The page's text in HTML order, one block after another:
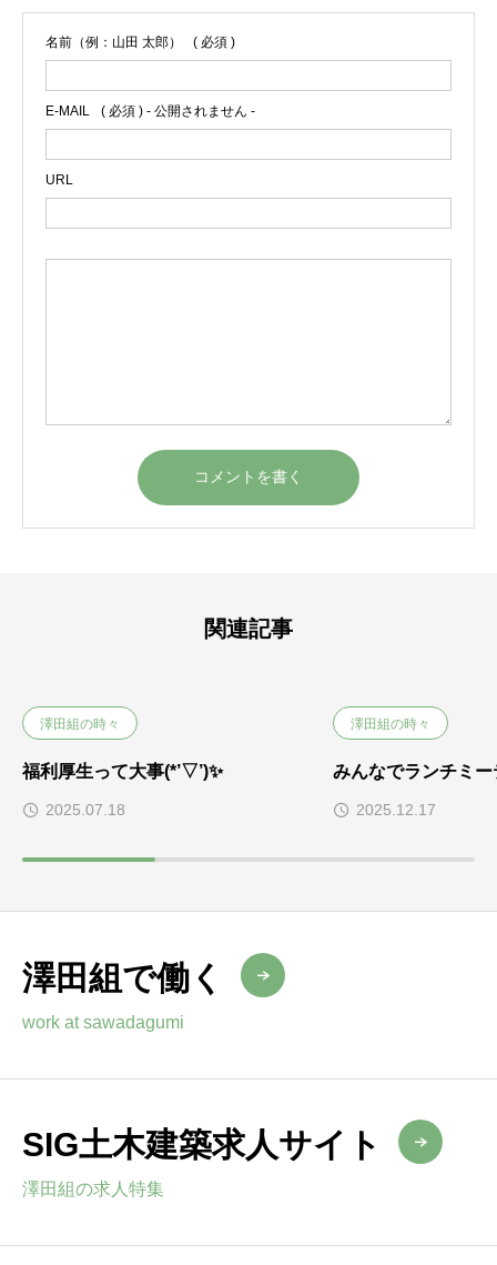
名前（例：山田 太郎） ( 必須 )
E-MAIL ( 必須 ) - 公開されません -
URL
関連記事
澤田組の時々
福利厚生って大事(*’▽’)✨
2025.07.18
澤田組の時々
みんなでランチミ
2025.12.17
澤田組で働く
work at sawadagumi
SIG土木建築求人サイト
澤田組の求人特集